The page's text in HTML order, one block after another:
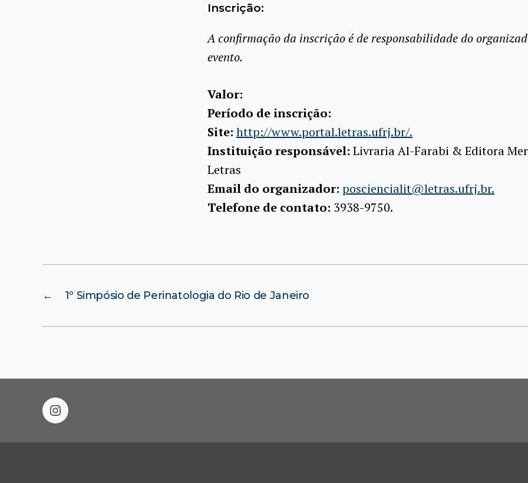
Inscrição:
A confirmação da inscrição é de responsabilidade do
evento.
Valor:
Período de inscrição:
Site: http://www.portal.letras.ufrj.br/.
Instituição responsável: Livraria Al-Farabi & Editora
Letras
Email do organizador: posciencialit@letras.ufrj.br.
Telefone de contato: 3938-9750.
← 1º Simpósio de Perinatologia do Rio de Janeiro
instagram